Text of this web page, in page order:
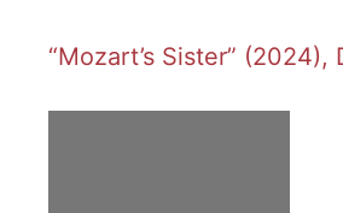
“Mozart’s Sister” (2024),